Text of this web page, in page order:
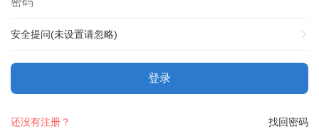
安全提问(未设置请忽略)
登录
找回密码
还没有注册？